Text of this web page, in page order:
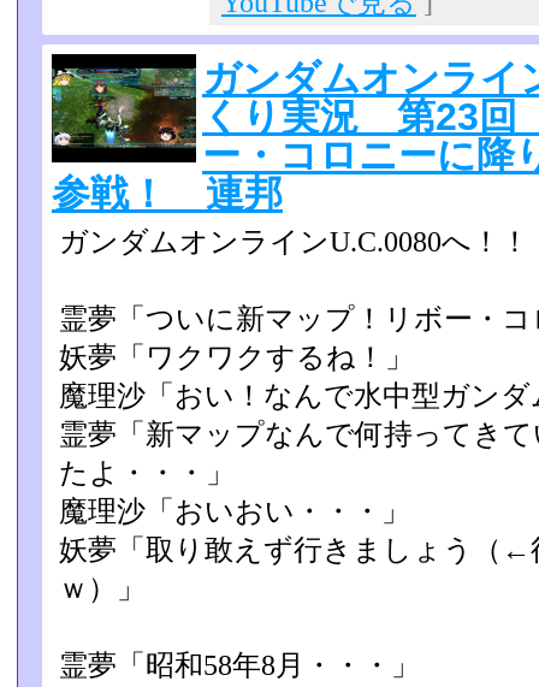
ガンダムオンラ
くり実況 第23
ー・コロニーに
参戦！ 連邦
ガンダムオンラインU.C.0080へ！！
霊夢「ついに新マップ！リボー・
妖夢「ワクワクするね！」
魔理沙「おい！なんで水中型ガン
霊夢「新マップなんで何持ってき
たよ・・・」
魔理沙「おいおい・・・」
妖夢「取り敢えず行きましょう（←
ｗ）」
霊夢「昭和58年8月・・・」